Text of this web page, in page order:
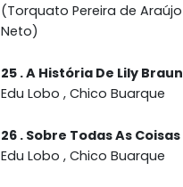
(Torquato Pereira de Araújo
Neto)
25 . A História De Lily Braun
Edu Lobo , Chico Buarque
26 . Sobre Todas As Coisas
Edu Lobo , Chico Buarque